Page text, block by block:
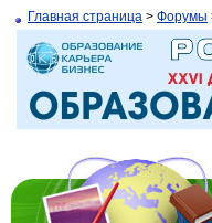
Главная страница > Форумы